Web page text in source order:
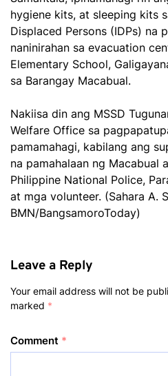
hygiene kits, at sleeping kits
Displaced Persons (IDPs) na
naninirahan sa evacuation
Elementary School,
sa Barangay Macabual.
Nakiisa din ang MSSD
Welfare Office sa
pamamahagi, kabilang ang
na pamahalaan ng Macabual
Philippine National Police,
at mga volunteer. (Sahara A.
BMN/BangsamoroToday)
Leave a Reply
Your email address will not be
marked *
Comment *